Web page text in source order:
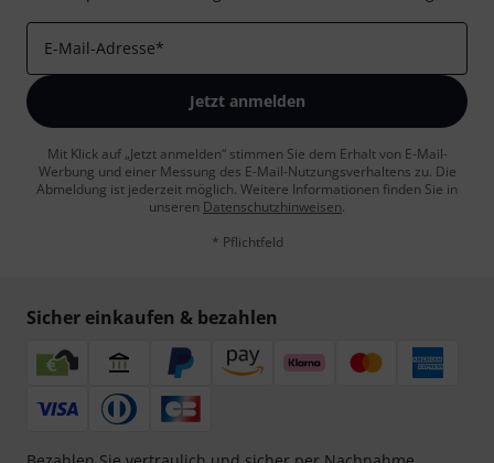
E-Mail-Adresse*
Jetzt anmelden
Mit Klick auf „Jetzt anmelden“ stimmen Sie dem Erhalt von E-Mail-
Werbung und einer Messung des E-Mail-Nutzungsverhaltens zu. Die
Abmeldung ist jederzeit möglich. Weitere Informationen finden Sie in
unseren Datenschutzhinweisen.
* Pflichtfeld
Sicher einkaufen & bezahlen